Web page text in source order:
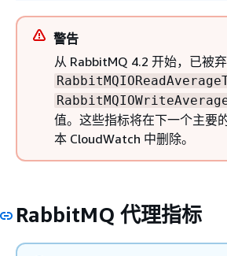
警告
从 RabbitMQ 4.2 开始，已被
值。这些指标将在下一个主要
本 CloudWatch 中删除。
RabbitMQ 代理指标